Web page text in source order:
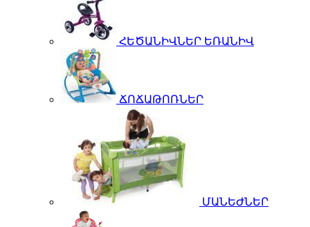
ՀԵԾԱՆԻՎՆԵՐ ԵՌԱՆԻՎ
ՃՈՃԱԹՈՌՆԵՐ
ՄԱՆԵԺՆԵՐ